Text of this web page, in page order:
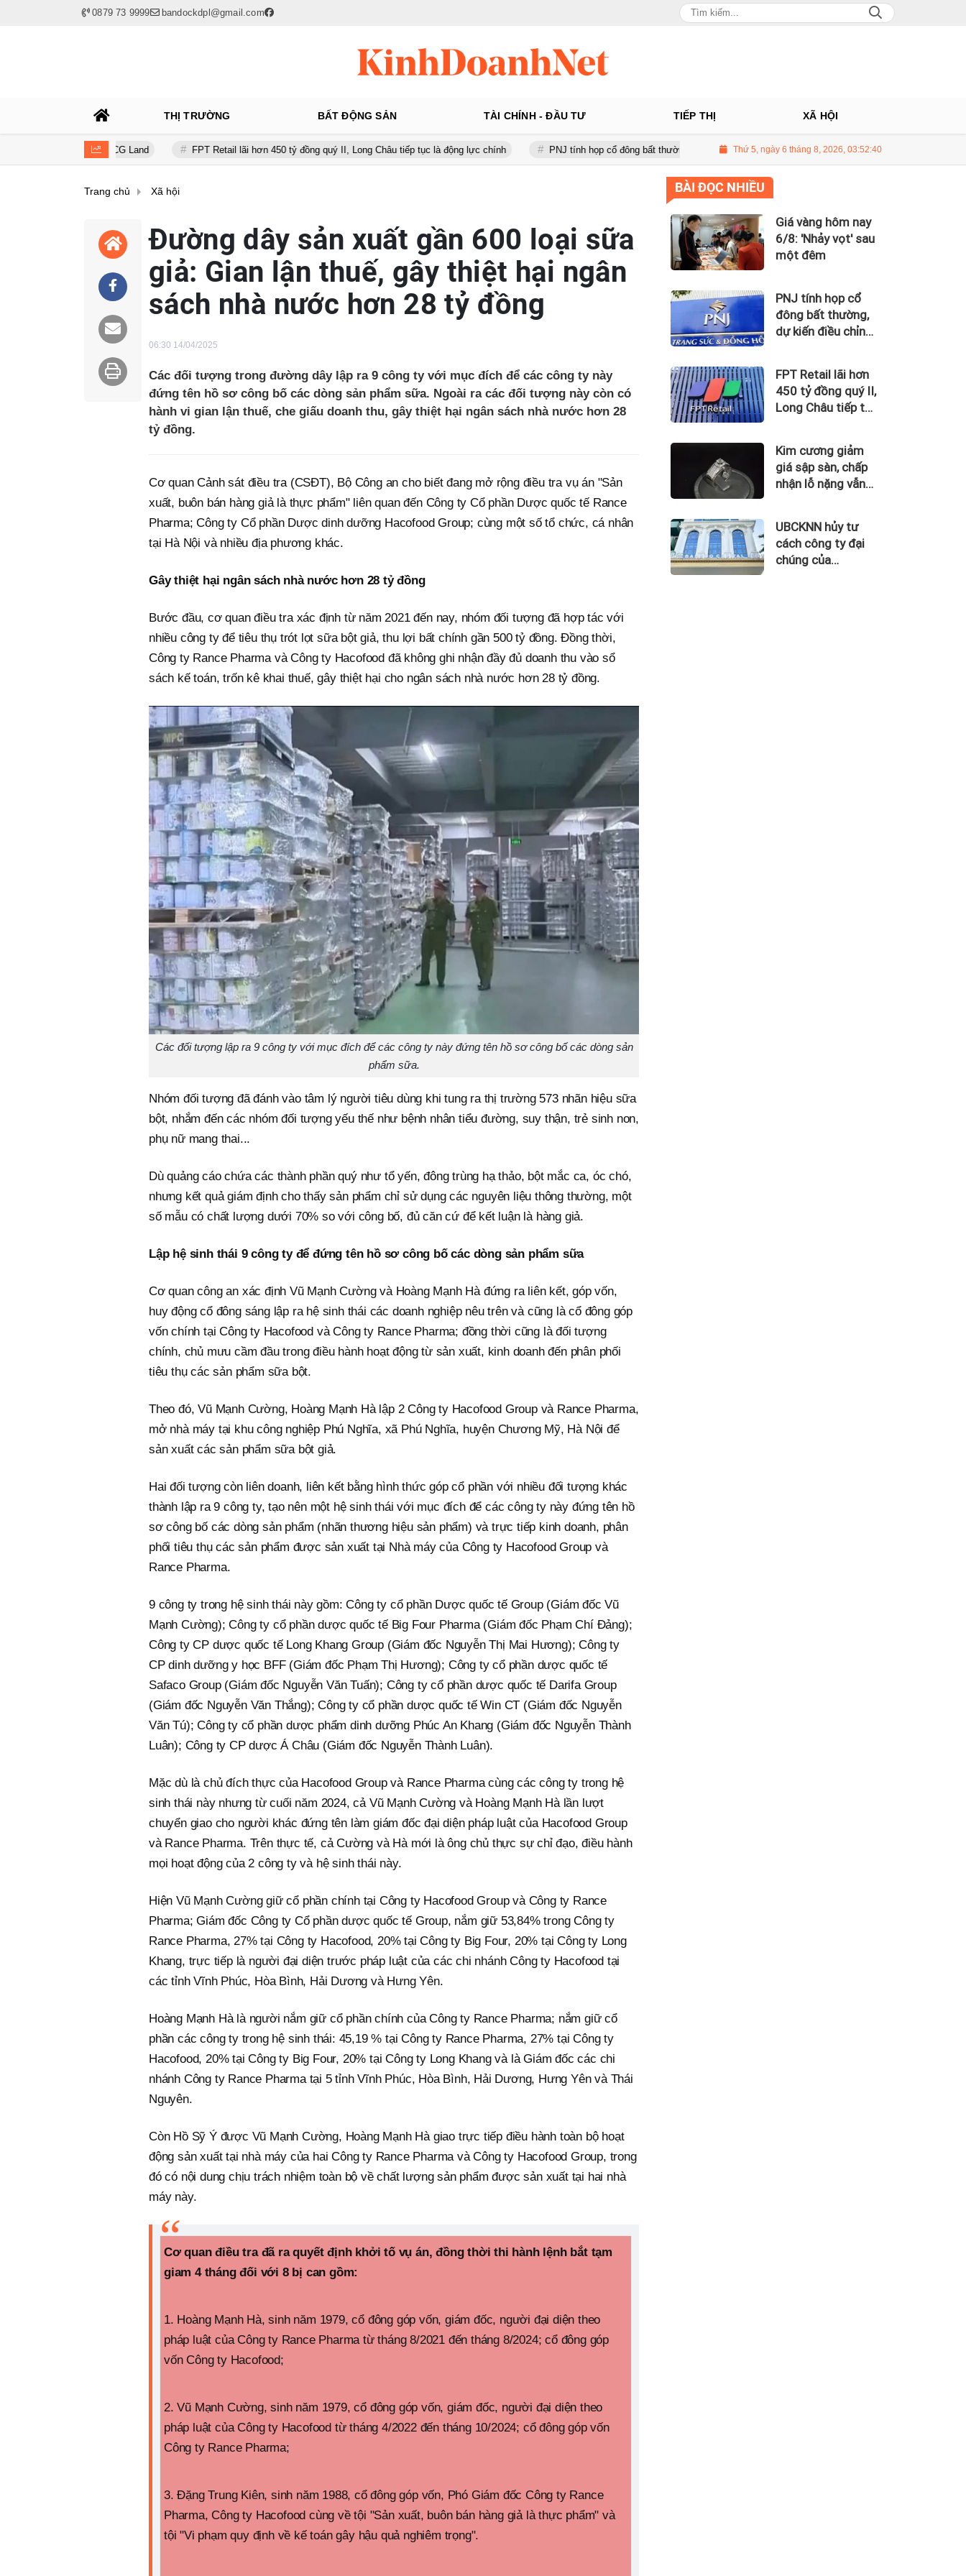
0879 73 9999 bandockdpl@gmail.com
THỊ TRƯỜNG BẤT ĐỘNG SẢN TÀI CHÍNH - ĐẦU TƯ TIẾP THỊ XÃ HỘI
Capital và BCG Land FPT Retail lãi hơn 450 tỷ đồng quý II, Long Châu tiếp tục là động lực chính PNJ tính họp cổ đông bất thường, dự kiến điều chỉnh kế hoạch kinh doanh 2026 Giá vàng hôm nay
Thứ 5, ngày 6 tháng 8, 2026, 03:52:41
Trang chủ Xã hội
Đường dây sản xuất gần 600 loại sữa
giả: Gian lận thuế, gây thiệt hại ngân
sách nhà nước hơn 28 tỷ đồng
06:30 14/04/2025
Các đối tượng trong đường dây lập ra 9 công ty với mục đích để các công ty này
đứng tên hồ sơ công bố các dòng sản phẩm sữa. Ngoài ra các đối tượng này còn có
hành vi gian lận thuế, che giấu doanh thu, gây thiệt hại ngân sách nhà nước hơn 28
tỷ đồng.
Cơ quan Cảnh sát điều tra (CSĐT), Bộ Công an cho biết đang mở rộng điều tra vụ án "Sản
xuất, buôn bán hàng giả là thực phẩm" liên quan đến Công ty Cổ phần Dược quốc tế Rance
Pharma; Công ty Cổ phần Dược dinh dưỡng Hacofood Group; cùng một số tổ chức, cá nhân
tại Hà Nội và nhiều địa phương khác.
Gây thiệt hại ngân sách nhà nước hơn 28 tỷ đồng
Bước đầu, cơ quan điều tra xác định từ năm 2021 đến nay, nhóm đối tượng đã hợp tác với
nhiều công ty để tiêu thụ trót lọt sữa bột giả, thu lợi bất chính gần 500 tỷ đồng. Đồng thời,
Công ty Rance Pharma và Công ty Hacofood đã không ghi nhận đầy đủ doanh thu vào sổ
sách kế toán, trốn kê khai thuế, gây thiệt hại cho ngân sách nhà nước hơn 28 tỷ đồng.
Các đối tượng lập ra 9 công ty với mục đích để các công ty này đứng tên hồ sơ công bố các dòng sản
phẩm sữa.
Nhóm đối tượng đã đánh vào tâm lý người tiêu dùng khi tung ra thị trường 573 nhãn hiệu sữa
bột, nhắm đến các nhóm đối tượng yếu thế như bệnh nhân tiểu đường, suy thận, trẻ sinh non,
phụ nữ mang thai...
Dù quảng cáo chứa các thành phần quý như tổ yến, đông trùng hạ thảo, bột mắc ca, óc chó,
nhưng kết quả giám định cho thấy sản phẩm chỉ sử dụng các nguyên liệu thông thường, một
số mẫu có chất lượng dưới 70% so với công bố, đủ căn cứ để kết luận là hàng giả.
Lập hệ sinh thái 9 công ty để đứng tên hồ sơ công bố các dòng sản phẩm sữa
Cơ quan công an xác định Vũ Mạnh Cường và Hoàng Mạnh Hà đứng ra liên kết, góp vốn,
huy động cổ đông sáng lập ra hệ sinh thái các doanh nghiệp nêu trên và cũng là cổ đông góp
vốn chính tại Công ty Hacofood và Công ty Rance Pharma; đồng thời cũng là đối tượng
chính, chủ mưu cầm đầu trong điều hành hoạt động từ sản xuất, kinh doanh đến phân phối
tiêu thụ các sản phẩm sữa bột.
Theo đó, Vũ Mạnh Cường, Hoàng Mạnh Hà lập 2 Công ty Hacofood Group và Rance Pharma,
mở nhà máy tại khu công nghiệp Phú Nghĩa, xã Phú Nghĩa, huyện Chương Mỹ, Hà Nội để
sản xuất các sản phẩm sữa bột giả.
Hai đối tượng còn liên doanh, liên kết bằng hình thức góp cổ phần với nhiều đối tượng khác
thành lập ra 9 công ty, tạo nên một hệ sinh thái với mục đích để các công ty này đứng tên hồ
sơ công bố các dòng sản phẩm (nhãn thương hiệu sản phẩm) và trực tiếp kinh doanh, phân
phối tiêu thụ các sản phẩm được sản xuất tại Nhà máy của Công ty Hacofood Group và
Rance Pharma.
9 công ty trong hệ sinh thái này gồm: Công ty cổ phần Dược quốc tế Group (Giám đốc Vũ
Mạnh Cường); Công ty cổ phần dược quốc tế Big Four Pharma (Giám đốc Phạm Chí Đảng);
Công ty CP dược quốc tế Long Khang Group (Giám đốc Nguyễn Thị Mai Hương); Công ty
CP dinh dưỡng y học BFF (Giám đốc Phạm Thị Hương); Công ty cổ phần dược quốc tế
Safaco Group (Giám đốc Nguyễn Văn Tuấn); Công ty cổ phần dược quốc tế Darifa Group
(Giám đốc Nguyễn Văn Thắng); Công ty cổ phần dược quốc tế Win CT (Giám đốc Nguyễn
Văn Tú); Công ty cổ phần dược phẩm dinh dưỡng Phúc An Khang (Giám đốc Nguyễn Thành
Luân); Công ty CP dược Á Châu (Giám đốc Nguyễn Thành Luân).
Mặc dù là chủ đích thực của Hacofood Group và Rance Pharma cùng các công ty trong hệ
sinh thái này nhưng từ cuối năm 2024, cả Vũ Mạnh Cường và Hoàng Mạnh Hà lần lượt
chuyển giao cho người khác đứng tên làm giám đốc đại diện pháp luật của Hacofood Group
và Rance Pharma. Trên thực tế, cả Cường và Hà mới là ông chủ thực sự chỉ đạo, điều hành
mọi hoạt động của 2 công ty và hệ sinh thái này.
Hiện Vũ Mạnh Cường giữ cổ phần chính tại Công ty Hacofood Group và Công ty Rance
Pharma; Giám đốc Công ty Cổ phần dược quốc tế Group, nắm giữ 53,84% trong Công ty
Rance Pharma, 27% tại Công ty Hacofood, 20% tại Công ty Big Four, 20% tại Công ty Long
Khang, trực tiếp là người đại diện trước pháp luật của các chi nhánh Công ty Hacofood tại
các tỉnh Vĩnh Phúc, Hòa Bình, Hải Dương và Hưng Yên.
Hoàng Mạnh Hà là người nắm giữ cổ phần chính của Công ty Rance Pharma; nắm giữ cổ
phần các công ty trong hệ sinh thái: 45,19 % tại Công ty Rance Pharma, 27% tại Công ty
Hacofood, 20% tại Công ty Big Four, 20% tại Công ty Long Khang và là Giám đốc các chi
nhánh Công ty Rance Pharma tại 5 tỉnh Vĩnh Phúc, Hòa Bình, Hải Dương, Hưng Yên và Thái
Nguyên.
Còn Hồ Sỹ Ý được Vũ Mạnh Cường, Hoàng Mạnh Hà giao trực tiếp điều hành toàn bộ hoạt
động sản xuất tại nhà máy của hai Công ty Rance Pharma và Công ty Hacofood Group, trong
đó có nội dung chịu trách nhiệm toàn bộ về chất lượng sản phẩm được sản xuất tại hai nhà
máy này.
Cơ quan điều tra đã ra quyết định khởi tố vụ án, đồng thời thi hành lệnh bắt tạm
giam 4 tháng đối với 8 bị can gồm:
1. Hoàng Mạnh Hà, sinh năm 1979, cổ đông góp vốn, giám đốc, người đại diện theo
pháp luật của Công ty Rance Pharma từ tháng 8/2021 đến tháng 8/2024; cổ đông góp
vốn Công ty Hacofood;
2. Vũ Mạnh Cường, sinh năm 1979, cổ đông góp vốn, giám đốc, người đại diện theo
pháp luật của Công ty Hacofood từ tháng 4/2022 đến tháng 10/2024; cổ đông góp vốn
Công ty Rance Pharma;
3. Đặng Trung Kiên, sinh năm 1988, cổ đông góp vốn, Phó Giám đốc Công ty Rance
Pharma, Công ty Hacofood cùng về tội "Sản xuất, buôn bán hàng giả là thực phẩm" và
tội "Vi phạm quy định về kế toán gây hậu quả nghiêm trọng".
BÀI ĐỌC NHIỀU
Giá vàng hôm nay
6/8: 'Nhảy vọt' sau
một đêm
PNJ tính họp cổ
đông bất thường,
dự kiến điều chỉnh
FPT Retail lãi hơn
450 tỷ đồng quý II,
Long Châu tiếp tục
Kim cương giảm
giá sập sàn, chấp
nhận lỗ nặng vẫn
UBCKNN hủy tư
cách công ty đại
chúng của